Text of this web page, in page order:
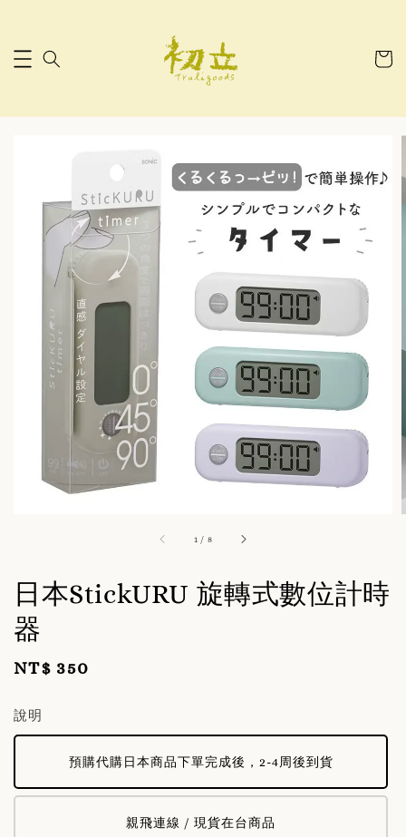
1 / 8
日本StickURU 旋轉式數位計時
器
Regular
NT$ 350
說明
預購代購日本商品下單完成後，2-4周後到貨
親飛連線 / 現貨在台商品